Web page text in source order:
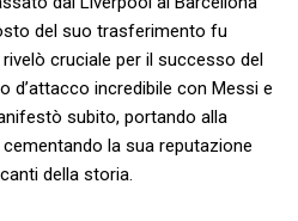
del suo⁣ trasferimento​ fu
cruciale per il successo del
d’attacco incredibile con Messi e
subito, ‍portando alla
la sua reputazione
della storia.